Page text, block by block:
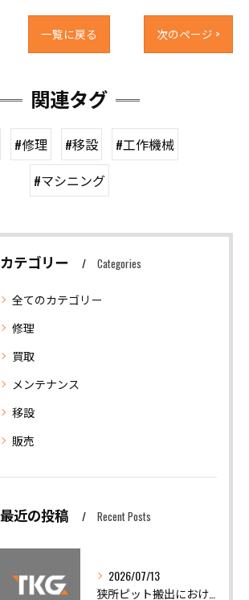
一覧に戻る 次のページ >
関連タグ
#修理 #移設
#工作機械
#マシニング
カテゴリー Categories
全てのカテゴリー
修理
買取
メンテナンス
移設
販売
最近の投稿 Recent Posts
2026/07/13